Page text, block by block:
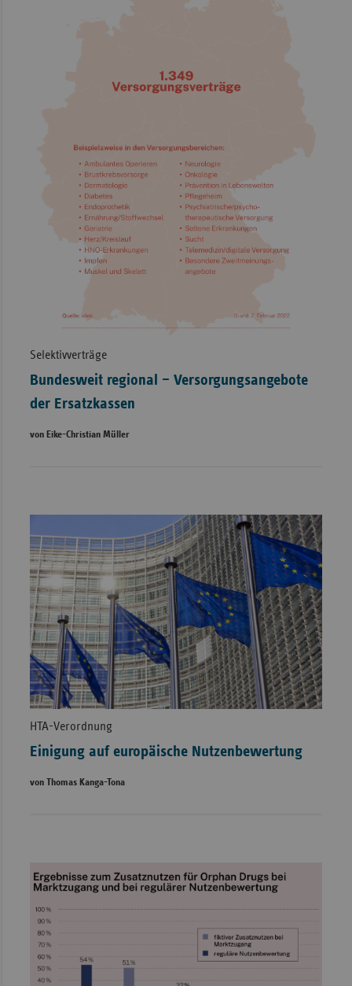
Selektivverträge
Bundesweit regional – Versorgungsangebote
der Ersatzkassen
von Eike-Christian Müller
HTA-Verordnung
Einigung auf europäische Nutzenbewertung
von Thomas Kanga-Tona